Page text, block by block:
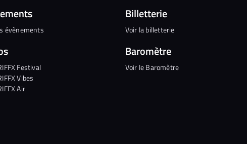
évènements
Festival
Vibes
Air
Billetterie
Voir la billetterie
Baromètre
Voir le Baromètre